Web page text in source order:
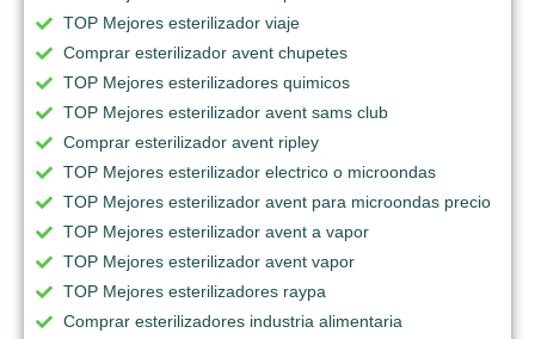
TOP Mejores esterilizador viaje
Comprar esterilizador avent chupetes
TOP Mejores esterilizadores quimicos
TOP Mejores esterilizador avent sams club
Comprar esterilizador avent ripley
TOP Mejores esterilizador electrico o microondas
TOP Mejores esterilizador avent para microondas precio
TOP Mejores esterilizador avent a vapor
TOP Mejores esterilizador avent vapor
TOP Mejores esterilizadores raypa
Comprar esterilizadores industria alimentaria